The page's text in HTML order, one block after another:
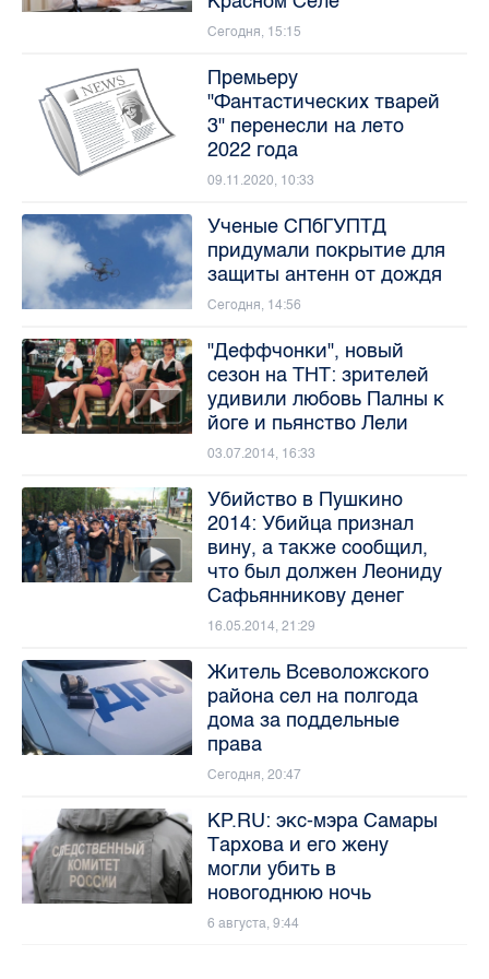
Сегодня, 15:15
Премьеру
"Фантастических тварей
3" перенесли на лето
2022 года
09.11.2020, 10:33
Ученые СПбГУПТД
придумали покрытие для
защиты антенн от дождя
Сегодня, 14:56
"Деффчонки", новый
сезон на ТНТ: зрителей
удивили любовь Палны к
йоге и пьянство Лели
03.07.2014, 16:33
Убийство в Пушкино
2014: Убийца признал
вину, а также сообщил,
что был должен Леониду
Сафьянникову денег
16.05.2014, 21:29
Житель Всеволожского
района сел на полгода
дома за поддельные
права
Сегодня, 20:47
KP.RU: экс-мэра Самары
Тархова и его жену
могли убить в
новогоднюю ночь
6 августа, 9:44